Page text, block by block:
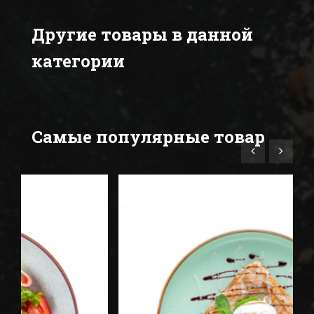
Другие товары в данной
категории
Самые популярные товар